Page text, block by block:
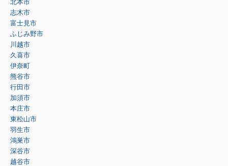
北本市
志木市
富士見市
ふじみ野市
川越市
久喜市
伊奈町
熊谷市
行田市
加須市
本庄市
東松山市
羽生市
鴻巣市
深谷市
越谷市